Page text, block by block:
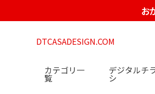
お
DTCASADESIGN.COM
カテゴリ一
覧
デジタルチ
シ